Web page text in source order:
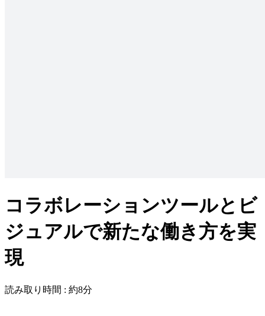
コラボレーションツールとビ
ジュアルで新たな働き方を実
現
読み取り時間 : 約8分